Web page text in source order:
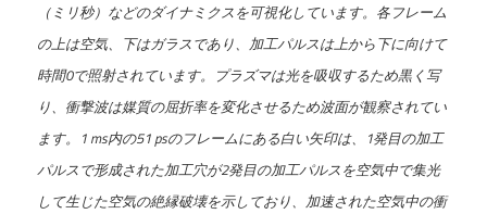
（ミリ秒）などのダイナミクスを可視化しています。各フレーム
の上は空気、下はガラスであり、加工パルスは上から下に向けて
時間0で照射されています。プラズマは光を吸収するため黒く写
り、衝撃波は媒質の屈折率を変化させるため波面が観察されてい
ます。1 ms内の51 psのフレームにある白い矢印は、1発目の加工
パルスで形成された加工穴が2発目の加工パルスを空気中で集光
して生じた空気の絶縁破壊を示しており、加速された空気中の衝